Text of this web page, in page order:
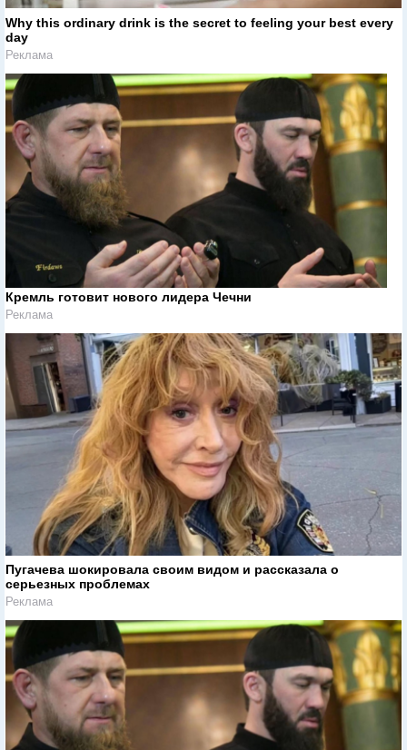
Why this ordinary drink is the secret to feeling your best every
day
Реклама
Кремль готовит нового лидера Чечни
Реклама
Пугачева шокировала своим видом и рассказала о
серьезных проблемах
Реклама